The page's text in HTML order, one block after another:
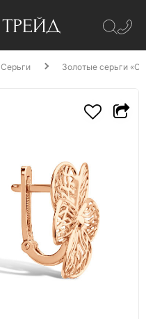
Серьги Золотые серьги